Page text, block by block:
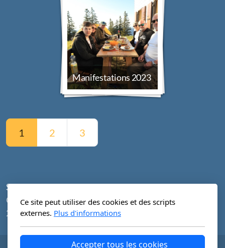
Manifestations 2023
1 2 3
Ski Club Villeret
Case postale
2613 Villeret
Ce site peut utiliser des cookies et des scripts
externes. Plus d'informations
Accepter tous les cookies